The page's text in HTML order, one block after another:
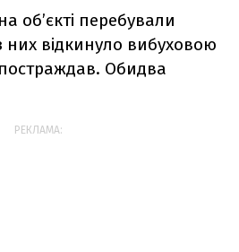
об’єкті перебували
них відкинуло вибуховою
Обидва
РЕКЛАМА: